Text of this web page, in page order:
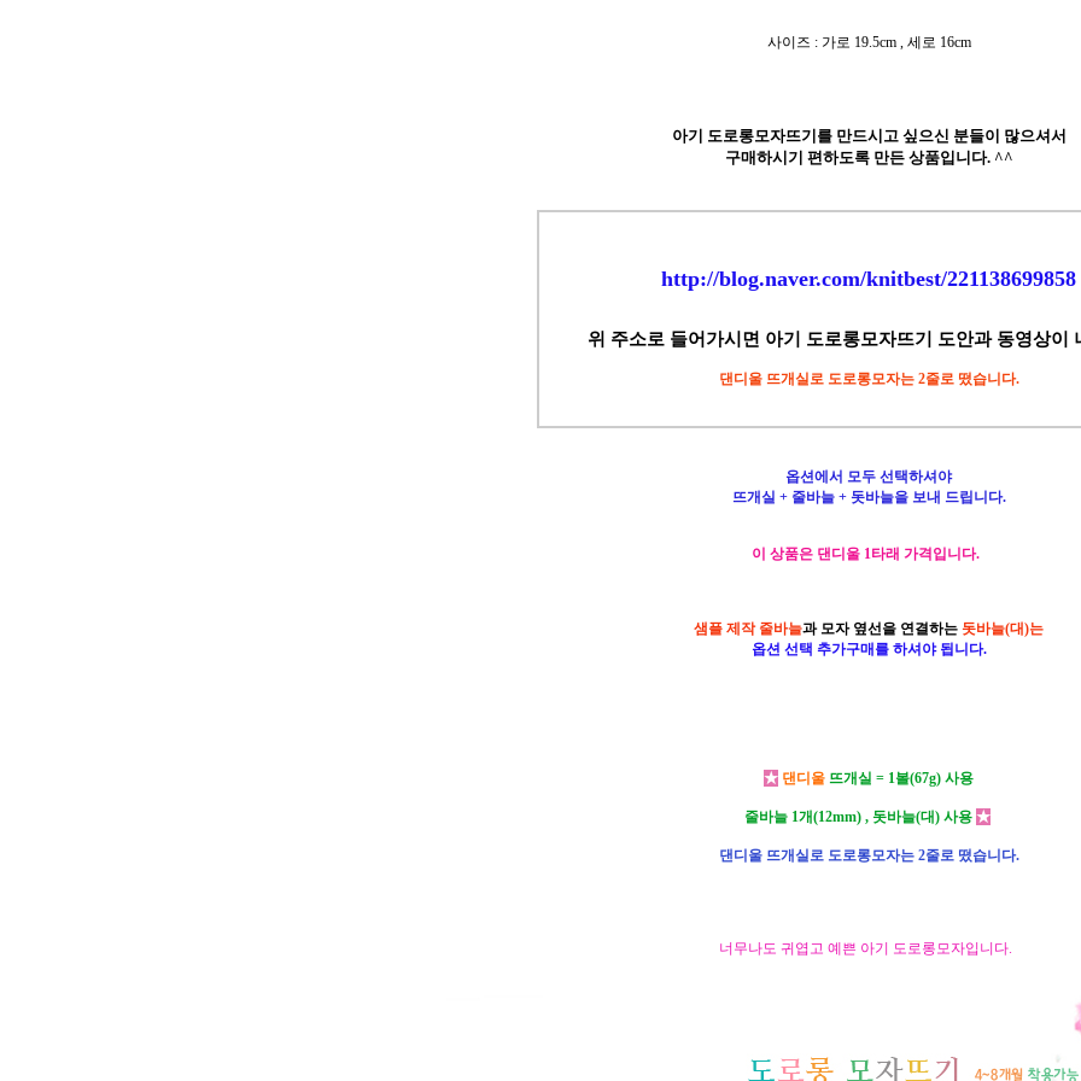
사이즈 : 가로 19.5cm , 세로 16cm
아기 도로롱모자뜨기를 만드시고 싶으신 분들이 많으셔서
구매하시기 편하도록 만든 상품입니다. ^^
http://blog.naver.com/knitbest/221138699858
위 주소로 들어가시면 아기 도로롱모자뜨기 도안과 동영상이
댄디울 뜨개실로 도로롱모자는 2줄로 떴습니다.
옵션에서 모두 선택하셔야
뜨개실 + 줄바늘 + 돗바늘을 보내 드립니다.
이 상품은 댄디울 1타래 가격입니다.
샘플 제작 줄바늘과 모자 옆선을 연결하는 돗바늘(대)는
옵션 선택 추가구매를 하셔야 됩니다.
★ 댄디울 뜨개실 = 1볼(67g) 사용
줄바늘 1개(12mm) , 돗바늘(대) 사용 ★
댄디울 뜨개실로 도로롱모자는 2줄로 떴습니다.
너무나도 귀엽고 예쁜 아기 도로롱모자입니다.